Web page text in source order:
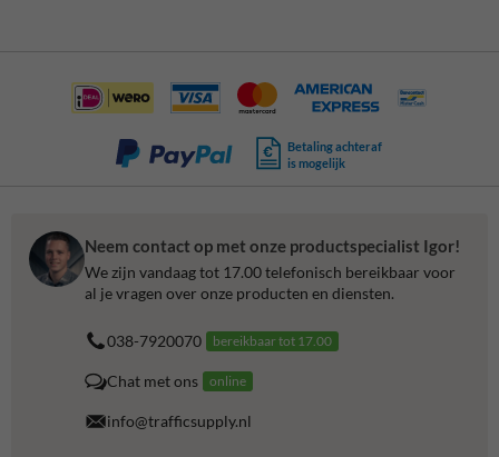
Betaling achteraf
is mogelijk
Neem contact op met onze productspecialist Igor!
We zijn vandaag tot 17.00 telefonisch bereikbaar voor
al je vragen over onze producten en diensten.
038-7920070 bereikbaar tot 17.00
Chat met ons online
info@trafficsupply.nl